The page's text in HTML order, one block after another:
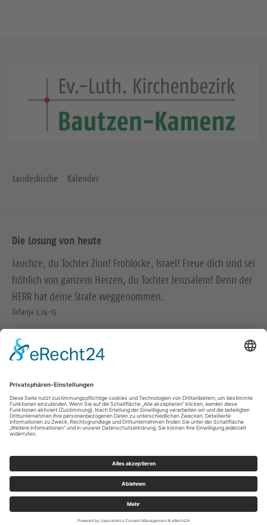
Landeskirche Kalender
Die Losung von heute
Jauchze, du Tochter Zion! Frohlocke, Israel! Freue dich und sei
fröhlich von ganzem Herzen, du Tochter Jerusalem! Denn der
HERR hat deine Strafe weggenommen.
Zefanja 3,14-15
Christus ist gekommen und hat im Evangelium Frieden
verkündigt euch, die ihr fern wart, und Frieden denen, die
Epheser 2,17
© Evangelische Brüder-Unität – Herrnhuter Brüdergemeine
Weitere Informationen finden Sie hier
© Ev.-Luth. Kirchenbezirk Bautzen-Kamenz 2026